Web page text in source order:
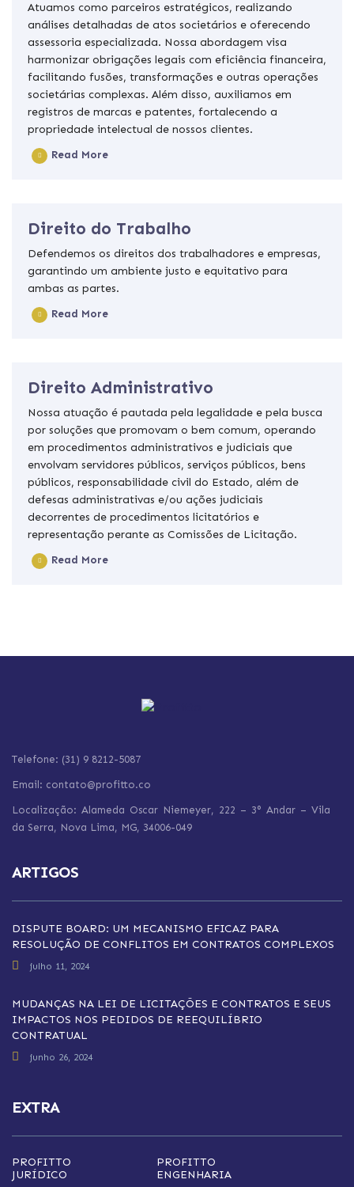
Atuamos como parceiros estratégicos, realizando
análises detalhadas de atos societários e oferecendo
assessoria especializada. Nossa abordagem visa
harmonizar obrigações legais com eficiência financeira,
facilitando fusões, transformações e outras operações
societárias complexas. Além disso, auxiliamos em
registros de marcas e patentes, fortalecendo a
propriedade intelectual de nossos clientes.
Read More
Direito do Trabalho
Defendemos os direitos dos trabalhadores e empresas,
garantindo um ambiente justo e equitativo para
ambas as partes.
Read More
Direito Administrativo
Nossa atuação é pautada pela legalidade e pela busca
por soluções que promovam o bem comum, operando
em procedimentos administrativos e judiciais que
envolvam servidores públicos, serviços públicos, bens
públicos, responsabilidade civil do Estado, além de
defesas administrativas e/ou ações judiciais
decorrentes de procedimentos licitatórios e
representação perante as Comissões de Licitação.
Read More
Telefone: (31) 9 8212-5087
Email: contato@profitto.co
Localização: Alameda Oscar Niemeyer, 222 – 3° Andar – Vila
da Serra, Nova Lima, MG, 34006-049
ARTIGOS
DISPUTE BOARD: UM MECANISMO EFICAZ PARA
RESOLUÇÃO DE CONFLITOS EM CONTRATOS COMPLEXOS
julho 11, 2024
MUDANÇAS NA LEI DE LICITAÇÕES E CONTRATOS E SEUS
IMPACTOS NOS PEDIDOS DE REEQUILÍBRIO
CONTRATUAL
junho 26, 2024
EXTRA
PROFITTO
JURÍDICO
PROFITTO
ENGENHARIA